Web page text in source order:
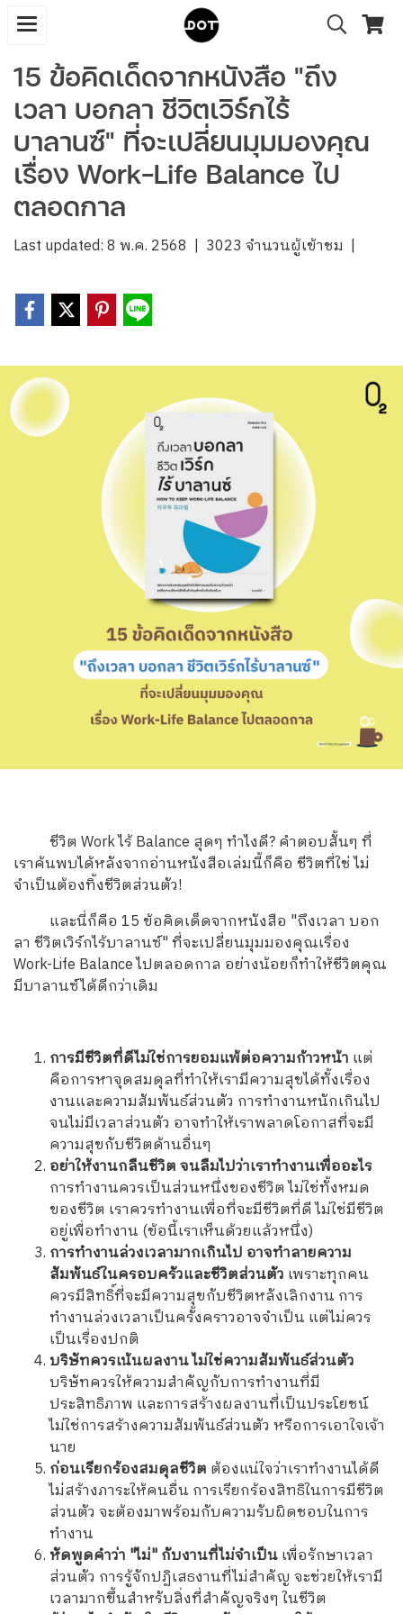
15 ข้อคิดเด็ดจากหนังสือ "ถึง
เวลา บอกลา ชีวิตเวิร์กไร้
บาลานซ์" ที่จะเปลี่ยนมุมมองคุณ
เรื่อง Work-Life Balance ไป
ตลอดกาล
Last updated: 8 พ.ค. 2568 | 3023 จำนวนผู้เข้าชม |
ชีวิต Work ไร้ Balance สุดๆ ทำไงดี? คำตอบสั้นๆ ที่
เราค้นพบได้หลังจากอ่านหนังสือเล่มนี้ก็คือ ชีวิตที่ใช่ ไม่
จำเป็นต้องทิ้งชีวิตส่วนตัว!
และนี่ก็คือ 15 ข้อคิดเด็ดจากหนังสือ "ถึงเวลา บอก
ลา ชีวิตเวิร์กไร้บาลานซ์" ที่จะเปลี่ยนมุมมองคุณเรื่อง
Work-Life Balance ไปตลอดกาล อย่างน้อยก็ทำให้ชีวิตคุณ
มีบาลานซ์ได้ดีกว่าเดิม
การมีชีวิตที่ดีไม่ใช่การยอมแพ้ต่อความก้าวหน้า แต่
คือการหาจุดสมดุลที่ทำให้เรามีความสุขได้ทั้งเรื่อง
งานและความสัมพันธ์ส่วนตัว การทำงานหนักเกินไป
จนไม่มีเวลาส่วนตัว อาจทำให้เราพลาดโอกาสที่จะมี
ความสุขกับชีวิตด้านอื่นๆ
อย่าให้งานกลืนชีวิต จนลืมไปว่าเราทำงานเพื่ออะไร
การทำงานควรเป็นส่วนหนึ่งของชีวิต ไม่ใช่ทั้งหมด
ของชีวิต เราควรทำงานเพื่อที่จะมีชีวิตที่ดี ไม่ใช่มีชีวิต
อยู่เพื่อทำงาน (ข้อนี้เราเห็นด้วยแล้วหนึ่ง)
การทำงานล่วงเวลามากเกินไป อาจทำลายความ
สัมพันธ์ในครอบครัวและชีวิตส่วนตัว เพราะทุกคน
ควรมีสิทธิ์ที่จะมีความสุขกับชีวิตหลังเลิกงาน การ
ทำงานล่วงเวลาเป็นครั้งคราวอาจจำเป็น แต่ไม่ควร
เป็นเรื่องปกติ
บริษัทควรเน้นผลงาน ไม่ใช่ความสัมพันธ์ส่วนตัว
บริษัทควรให้ความสำคัญกับการทำงานที่มี
ประสิทธิภาพ และการสร้างผลงานที่เป็นประโยชน์
ไม่ใช่การสร้างความสัมพันธ์ส่วนตัว หรือการเอาใจเจ้า
นาย
ก่อนเรียกร้องสมดุลชีวิต ต้องแน่ใจว่าเราทำงานได้ดี
ไม่สร้างภาระให้คนอื่น การเรียกร้องสิทธิในการมีชีวิต
ส่วนตัว จะต้องมาพร้อมกับความรับผิดชอบในการ
ทำงาน
หัดพูดคำว่า "ไม่" กับงานที่ไม่จำเป็นเพื่อรักษาเวลา
ส่วนตัว การรู้จักปฏิเสธงานที่ไม่สำคัญ จะช่วยให้เรามี
เวลามากขึ้นสำหรับสิ่งที่สำคัญจริงๆ ในชีวิต